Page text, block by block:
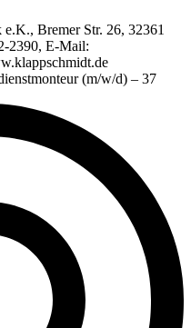
Bremer Str. 26, 32361
2390, E-Mail:
(m/w/d) – 37